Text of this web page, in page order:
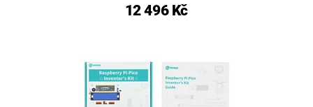
12 496 Kč